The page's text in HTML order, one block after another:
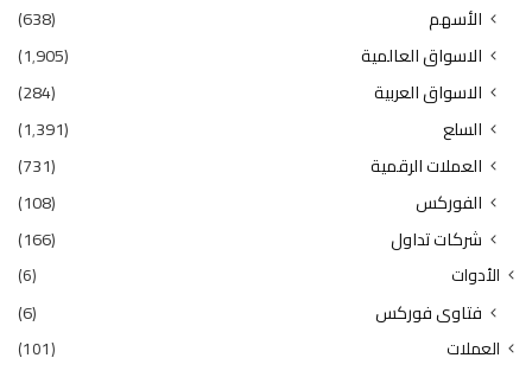
الأسهم
(638)
الاسواق العالمية
(1٬905)
الاسواق العربية
(284)
السلع
(1٬391)
العملات الرقمية
(731)
الفوركس
(108)
شركات تداول
(166)
الأدوات (6)
فتاوى فوركس (6)
العملات (101)